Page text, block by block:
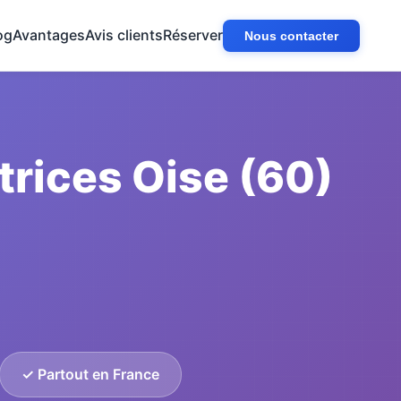
AvantagesAvis clientsRéserver Nous contacter
Oise (60)
✓ Partout en France